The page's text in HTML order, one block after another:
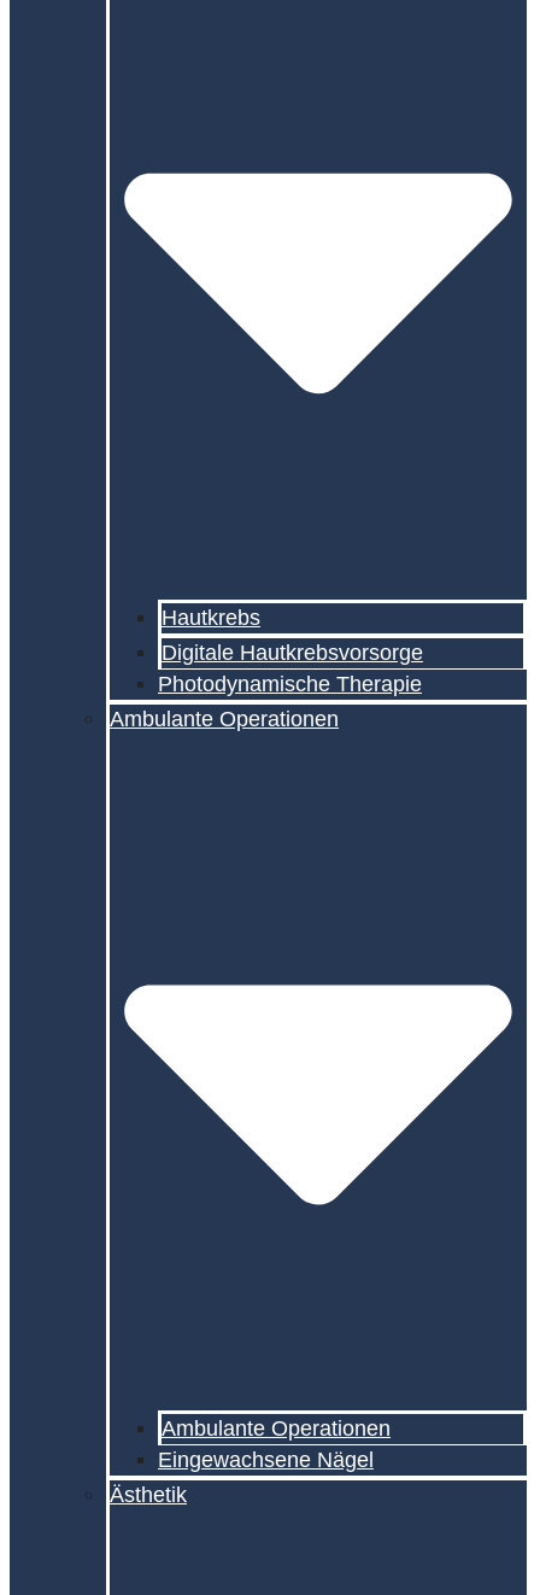
Hautkrebs
Digitale Hautkrebs­vorsorge
Photodynamische Therapie
Ambulante Operationen
Ambulante Operationen
Eingewachsene Nägel
Ästhetik